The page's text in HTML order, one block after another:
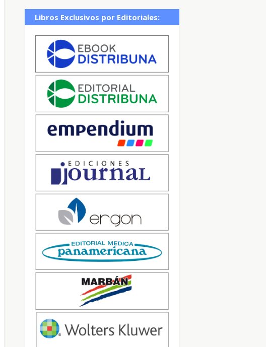
Libros Exclusivos por Editoriales: